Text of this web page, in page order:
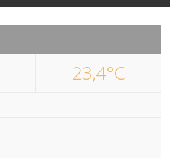
23,4°C